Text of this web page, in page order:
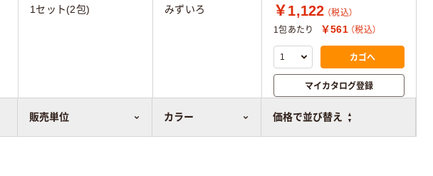
販売単位 カラー 価格で並び替え
1セット(2包) みずいろ ￥1,122 （税込）
1包あたり
￥561 （税込）
カゴへ
マイカタログ登録
比較表に追加